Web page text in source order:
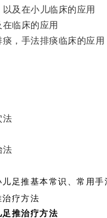
及在小儿临床的应用
临床的应用
，手法排痰临床的应用
法
法
足推基本常识、常用
疗方法
推治疗方法